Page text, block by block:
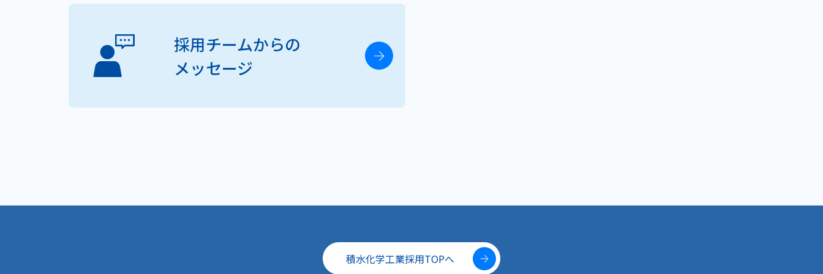
採用チームからの
メッセージ
積水化学工業採用TOPへ